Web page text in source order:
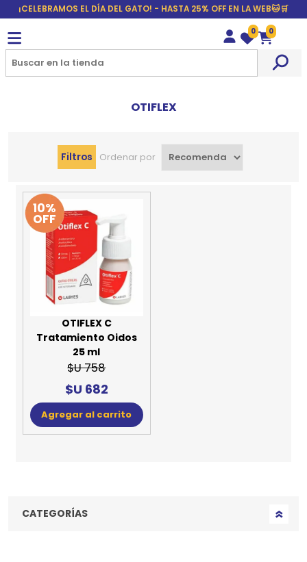
¡CELEBRAMOS EL DÍA DEL GATO! - HASTA 25% OFF EN LA WEB🐱🛒
Wishlist
0
Carrito
0
OTIFLEX
Filtros Ordenar por
10%
OFF
OTIFLEX C
Tratamiento Oidos
25 ml
$U 758
$U 682
Agregar al carrito
CATEGORÍAS